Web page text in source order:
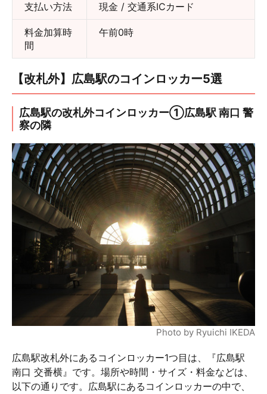
支払い方法 現金 / 交通系ICカード
料金加算時
間
午前0時
【改札外】広島駅のコインロッカー5選
広島駅の改札外コインロッカー①広島駅 南口 警
察の隣
Photo by Ryuichi IKEDA
広島駅改札外にあるコインロッカー1つ目は、『広島駅
南口 交番横』です。場所や時間・サイズ・料金などは、
以下の通りです。広島駅にあるコインロッカーの中で、